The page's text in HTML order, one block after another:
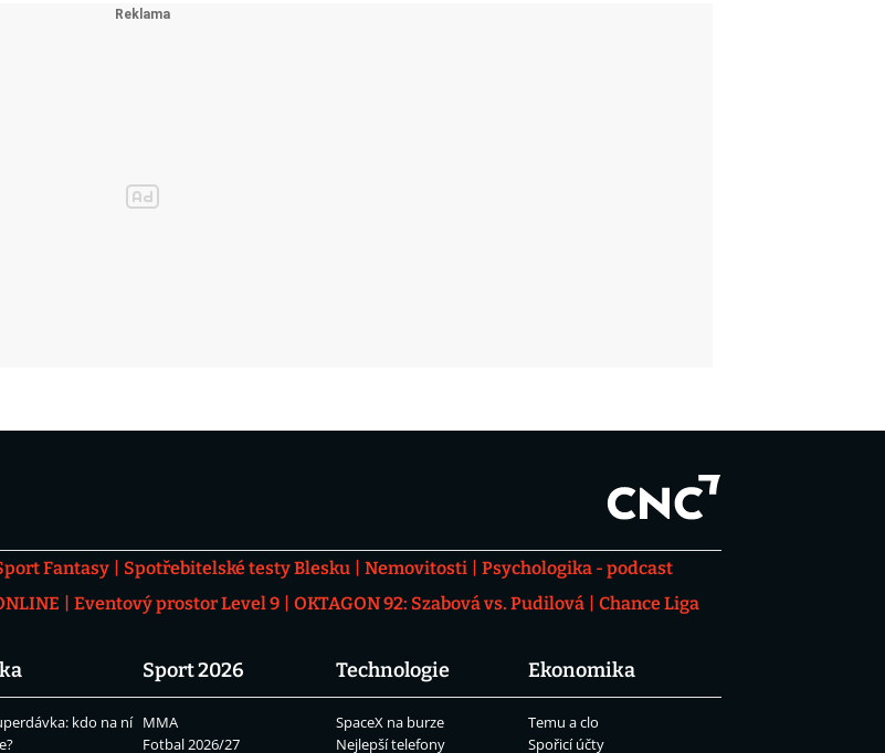
Fantasy Spotřebitelské testy Blesku Nemovitosti
Psychologika - podcast
Eventový prostor Level 9 OKTAGON 92: Szabová vs. Pudilová
Chance Liga
kdo na ní
Sport 2026
MMA
Fotbal 2026/27
Technologie
SpaceX na burze
Nejlepší telefony
Ekonomika
Temu a clo
Spořicí účty